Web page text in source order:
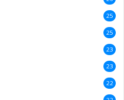
25
25
23
23
22